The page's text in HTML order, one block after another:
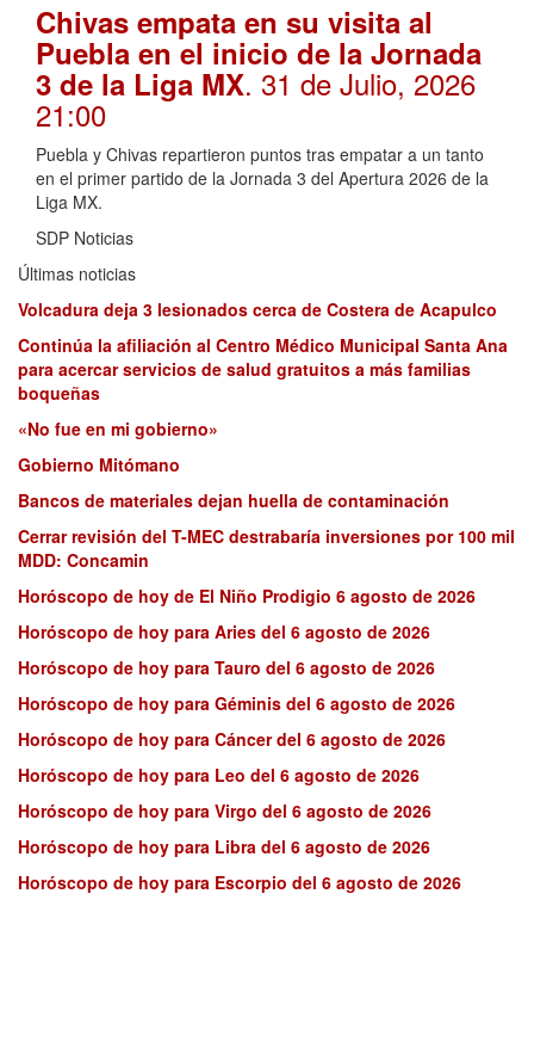
Chivas empata en su visita al
Puebla en el inicio de la Jornada
3 de la Liga MX. 31 de Julio, 2026
21:00
Puebla y Chivas repartieron puntos tras empatar a un tanto
en el primer partido de la Jornada 3 del Apertura 2026 de la
Liga MX.
SDP Noticias
Últimas noticias
Volcadura deja 3 lesionados cerca de Costera de Acapulco
Continúa la afiliación al Centro Médico Municipal Santa Ana
para acercar servicios de salud gratuitos a más familias
boqueñas
«No fue en mi gobierno»
Gobierno Mitómano
Bancos de materiales dejan huella de contaminación
Cerrar revisión del T-MEC destrabaría inversiones por 100 mil
MDD: Concamin
Horóscopo de hoy de El Niño Prodigio 6 agosto de 2026
Horóscopo de hoy para Aries del 6 agosto de 2026
Horóscopo de hoy para Tauro del 6 agosto de 2026
Horóscopo de hoy para Géminis del 6 agosto de 2026
Horóscopo de hoy para Cáncer del 6 agosto de 2026
Horóscopo de hoy para Leo del 6 agosto de 2026
Horóscopo de hoy para Virgo del 6 agosto de 2026
Horóscopo de hoy para Libra del 6 agosto de 2026
Horóscopo de hoy para Escorpio del 6 agosto de 2026